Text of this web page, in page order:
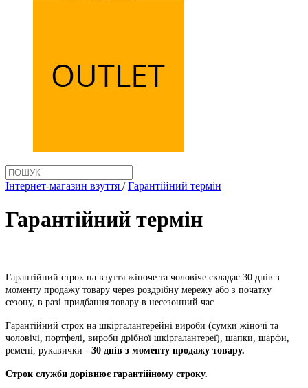
Інтернет-магазин взуття / Гарантійний термін
Гарантійний термін
Гарантійний строк на взуття жіноче та чоловіче складає 30 днів з
моменту продажу товару через роздрібну мережу або з початку
сезону, в разі придбання товару в несезонний час.
Гарантійний строк на шкіргалантерейні вироби (сумки жіночі та
чоловічі, портфелі, вироби дрібної шкіргалантереї), шапки, шарфи,
ремені, рукавички - 30 днів з моменту продажу товару.
Строк служби дорівнює гарантійному строку.